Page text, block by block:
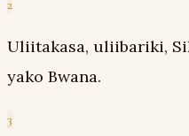
2
Uliitakasa, uliibariki,
yako Bwana.
3